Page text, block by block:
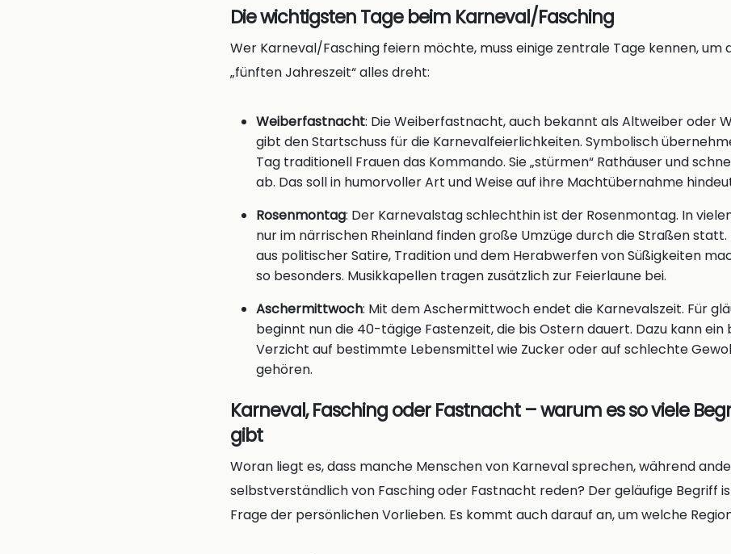
Die wichtigsten Tage beim Karneval/Fasching
Wer Karneval/Fasching feiern möchte, muss einige zentrale Tage kennen, um
„fünften Jahreszeit“ alles dreht:
Weiberfastnacht: Die Weiberfastnacht, auch bekannt als Altweiber oder
gibt den Startschuss für die Karnevalfeierlichkeiten. Symbolisch
Tag traditionell Frauen das Kommando. Sie „stürmen“ Rathäuser und
ab. Das soll in humorvoller Art und Weise auf ihre Machtübernahme
Rosenmontag: Der Karnevalstag schlechthin ist der Rosenmontag. In
nur im närrischen Rheinland finden große Umzüge durch die Straßen statt.
aus politischer Satire, Tradition und dem Herabwerfen von Süßigkeiten
so besonders. Musikkapellen tragen zusätzlich zur Feierlaune bei.
Aschermittwoch: Mit dem Aschermittwoch endet die Karnevalszeit. Für
beginnt nun die 40-tägige Fastenzeit, die bis Ostern dauert. Dazu kann ein
Verzicht auf bestimmte Lebensmittel wie Zucker oder auf schlechte
gehören.
Karneval, Fasching oder Fastnacht – warum es so viele
gibt
Woran liegt es, dass manche Menschen von Karneval sprechen, während
selbstverständlich von Fasching oder Fastnacht reden? Der geläufige Begriff
Frage der persönlichen Vorlieben. Es kommt auch darauf an, um welche